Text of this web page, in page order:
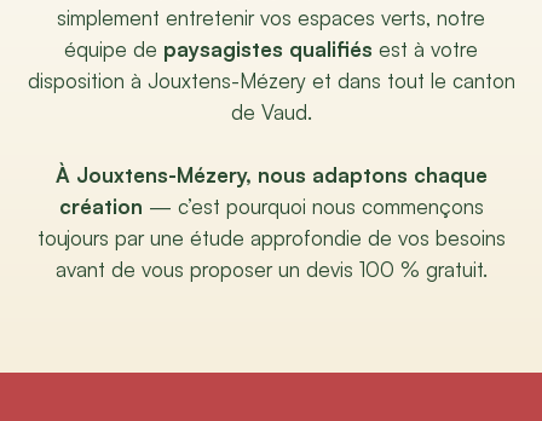
simplement entretenir vos espaces verts, notre
équipe de paysagistes qualifiés est à votre
disposition à Jouxtens-Mézery et dans tout le canton
de Vaud.
À Jouxtens-Mézery, nous adaptons chaque
création — c’est pourquoi nous commençons
toujours par une étude approfondie de vos besoins
avant de vous proposer un devis 100 % gratuit.